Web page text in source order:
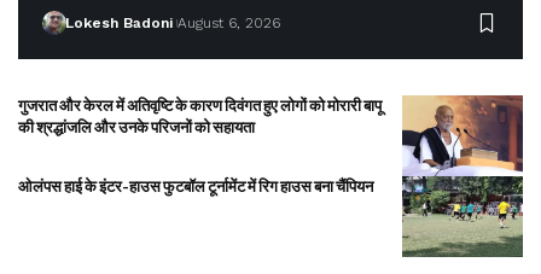
Lokesh Badoni August 6, 2026
गुजरात और केरल में अतिवृष्टि के कारण दिवंगत हुए लोगों को मोरारी बापू
की श्रद्धांजलि और उनके परिजनों को सहायता
ओलंपस हाई के इंटर-हाउस फुटबॉल टूर्नामेंट में रिग हाउस बना चैंपियन